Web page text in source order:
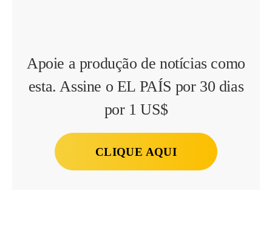
Apoie a produção de notícias como
esta. Assine o EL PAÍS por 30 dias
por 1 US$
CLIQUE AQUI